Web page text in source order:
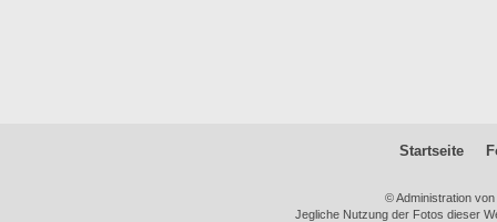
Startseite
© Administration
Jegliche Nutzung der Fotos dieser